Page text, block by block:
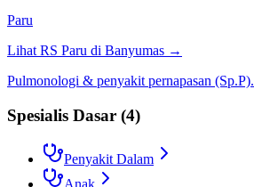
Paru
Lihat RS Paru di Banyumas →
Pulmonologi & penyakit pernapasan (Sp.P).
Spesialis Dasar (4)
Penyakit Dalam
Anak